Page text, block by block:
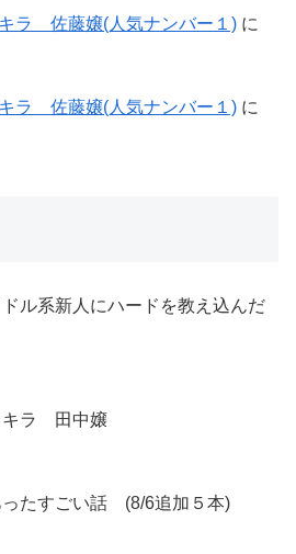
ラ 佐藤嬢(人気ナンバー１) に
ラ 佐藤嬢(人気ナンバー１) に
ル系新人にハードを教え込んだ
キラ 田中嬢
たすごい話 (8/6追加５本)